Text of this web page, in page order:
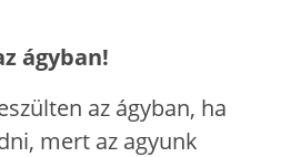
ágyban!
az ágyban, ha
mert az agyunk